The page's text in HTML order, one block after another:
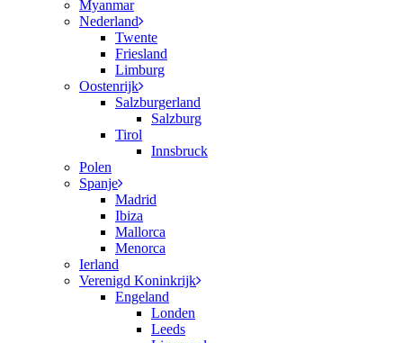
Myanmar
Nederland
Twente
Friesland
Limburg
Oostenrijk
Salzburgerland
Salzburg
Tirol
Innsbruck
Polen
Spanje
Madrid
Ibiza
Mallorca
Menorca
Ierland
Verenigd Koninkrijk
Engeland
Londen
Leeds